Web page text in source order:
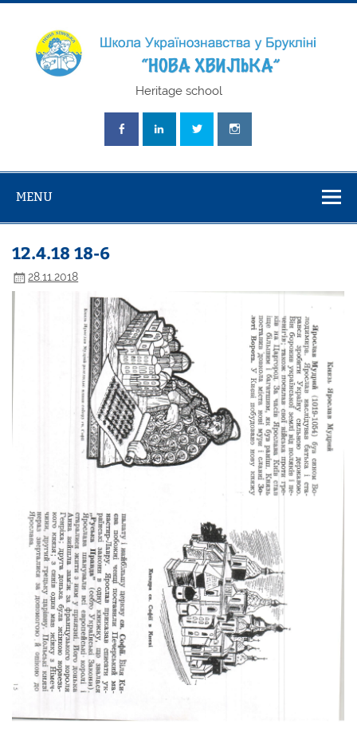
Skip
"Нова
Heritage school
MENU
12.4.18 18-6
28.11.2018